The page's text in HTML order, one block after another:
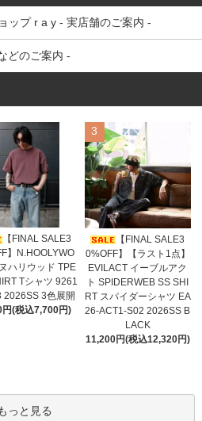
ップ r a y - 実店舗のご案内 -
どのご案内 -
【FINAL SALE3
】N.HOOLYWO
ハリウッド TPE
Tシャツ 9261
2026SS 3色展開
(税込7,700円)
3
【FINAL SALE3
0%OFF】【ラスト1点】
EVILACT イーブルアク
ト SPIDERWEB SS SHI
RT スパイダーシャツ EA
26-ACT1-S02 2026SS B
LACK
11,200円(税込12,320円)
っと見る